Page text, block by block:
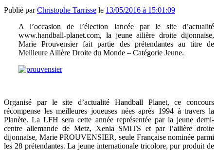
Publié parChristophe Tarrisse le 13/05/2016 à 15:01:09
A l’occasion de l’élection lancée par le site d’actualité
www.handball-planet.com, la jeune ailière droite dijonnaise,
Marie Prouvensier fait partie des prétendantes au titre de
Meilleure Ailière Droite du Monde – Catégorie Jeune.
Organisé par le site d’actualité Handball Planet, ce concours
récompense les meilleures joueuses nées après 1994 à travers la
Planète. La LFH sera cette année représentée par la jeune demi-
centre allemande de Metz, Xenia SMITS et par l’ailière droite
dijonnaise, Marie PROUVENSIER, seule Française nominée parmi
les 28 prétendantes. La jeune internationale tricolore, pur produit de